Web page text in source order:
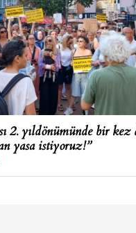
2. yıldönümünde bir kez
yasa istiyoruz!”